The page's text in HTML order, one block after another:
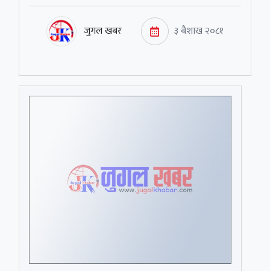
जुगल खबर ३ बैशाख २०८१